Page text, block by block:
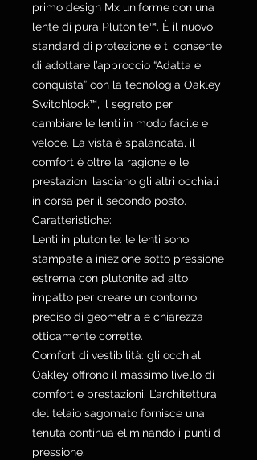
primo design Mx uniforme con una
lente di pura Plutonite™. È il nuovo
standard di protezione e ti consente
di adottare l’approccio “Adatta e
conquista” con la tecnologia Oakley
Switchlock™, il segreto per
cambiare le lenti in modo facile e
veloce. La vista è spalancata, il
comfort è oltre la ragione e le
prestazioni lasciano gli altri occhiali
in corsa per il secondo posto.
Caratteristiche:
Lenti in plutonite: le lenti sono
stampate a iniezione sotto pressione
estrema con plutonite ad alto
impatto per creare un contorno
preciso di geometria e chiarezza
otticamente corrette.
Comfort di vestibilità: gli occhiali
Oakley offrono il massimo livello di
comfort e prestazioni. L’architettura
del telaio sagomato fornisce una
tenuta continua eliminando i punti di
pressione.